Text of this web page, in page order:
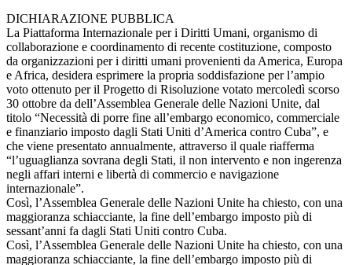
DICHIARAZIONE PUBBLICA
La Piattaforma Internazionale per i Diritti Umani, organismo di
collaborazione e coordinamento di recente costituzione, composto
da organizzazioni per i diritti umani provenienti da America, Europa
e Africa, desidera esprimere la propria soddisfazione per l’ampio
voto ottenuto per il Progetto di Risoluzione votato mercoledì scorso
30 ottobre da dell’Assemblea Generale delle Nazioni Unite, dal
titolo “Necessità di porre fine all’embargo economico, commerciale
e finanziario imposto dagli Stati Uniti d’America contro Cuba”, e
che viene presentato annualmente, attraverso il quale riafferma
“l’uguaglianza sovrana degli Stati, il non intervento e non ingerenza
negli affari interni e libertà di commercio e navigazione
internazionale”.
Così, l’Assemblea Generale delle Nazioni Unite ha chiesto, con una
maggioranza schiacciante, la fine dell’embargo imposto più di
sessant’anni fa dagli Stati Uniti contro Cuba.
Così, l’Assemblea Generale delle Nazioni Unite ha chiesto, con una
maggioranza schiacciante, la fine dell’embargo imposto più di